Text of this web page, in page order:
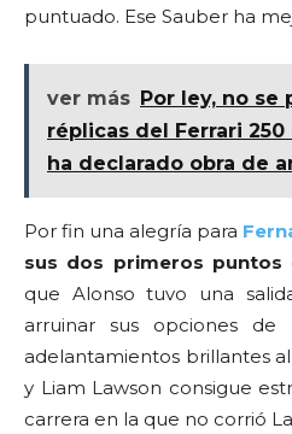
puntuado. Ese Sauber ha
ver más Por ley, no se
réplicas del Ferrari
ha declarado obra de
Por fin una alegría para
sus dos primeros puntos
que Alonso tuvo una
arruinar sus opciones
adelantamientos brillantes
y Liam Lawson consigue
carrera en la que no corrió